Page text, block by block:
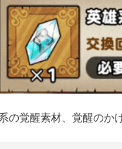
の覚醒素材、覚醒のか